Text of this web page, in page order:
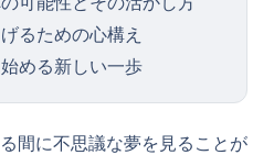
るための心構え
める新しい一歩
間に不思議な夢を見ることが